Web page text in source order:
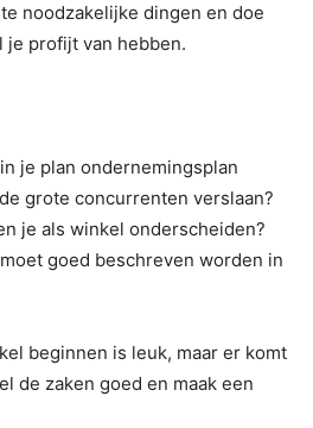
noodzakelijke dingen en doe
je profijt van hebben.
je plan ondernemingsplan
grote concurrenten verslaan?
je als winkel onderscheiden?
goed beschreven worden in
beginnen is leuk, maar er komt
de zaken goed en maak een